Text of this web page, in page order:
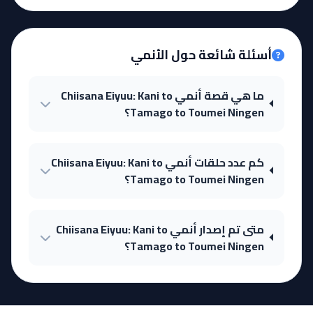
أسئلة شائعة حول الأنمي
ما هي قصة أنمي Chiisana Eiyuu: Kani to
Tamago to Toumei Ningen؟
كم عدد حلقات أنمي Chiisana Eiyuu: Kani to
Tamago to Toumei Ningen؟
متى تم إصدار أنمي Chiisana Eiyuu: Kani to
Tamago to Toumei Ningen؟